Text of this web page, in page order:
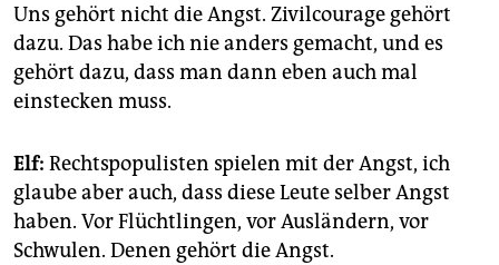
Uns gehört nicht die Angst. Zivilcourage gehört
dazu. Das habe ich nie anders gemacht, und es
gehört dazu, dass man dann eben auch mal
einstecken muss.
Elf: Rechtspopulisten spielen mit der Angst, ich
glaube aber auch, dass diese Leute selber Angst
haben. Vor Flüchtlingen, vor Ausländern, vor
Schwulen. Denen gehört die Angst.